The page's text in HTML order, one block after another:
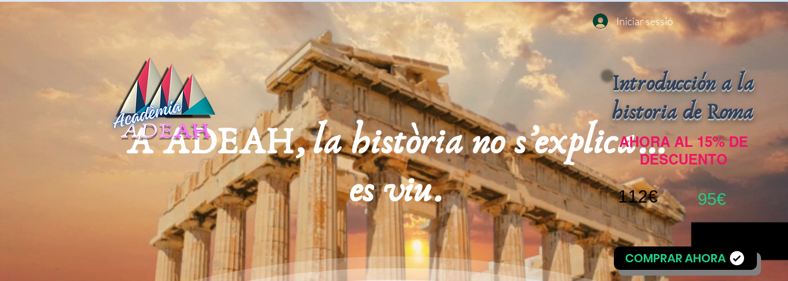
Iniciar sessió
A ADEAH, la història no s’explica...
es viu.
Introducción a la
historia de Roma
AHORA AL 15% DE
DESCUENTO
112€ 95€
COMPRAR AHORA